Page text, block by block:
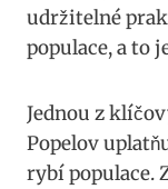
udržitelné
populace, a to
Jednou z
Popelov
rybí populace.